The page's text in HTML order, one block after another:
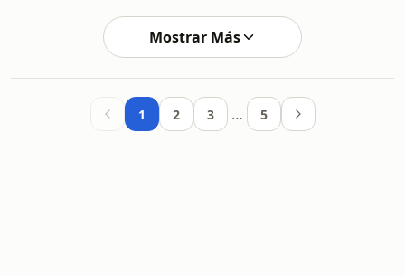
Mostrar Más
1 2 3 … 5